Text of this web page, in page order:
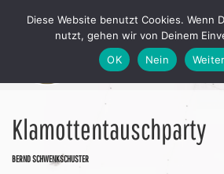
Klamottentauschparty
BERND SCHWENKSCHUSTER
Diese Website benutzt Cookies. Wenn
nutzt, gehen wir von Deinem
OK
Nein